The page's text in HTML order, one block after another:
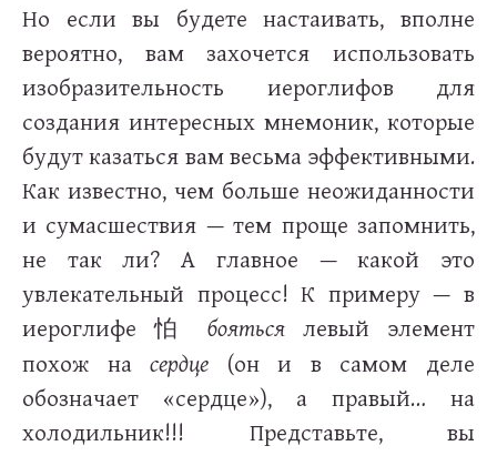
Но если вы будете настаивать, вполне
вероятно, вам захочется использовать
изобразительность иероглифов для
создания интересных мнемоник, которые
будут казаться вам весьма эффективными.
Как известно, чем больше неожиданности
и сумасшествия — тем проще запомнить,
не так ли? А главное — какой это
увлекательный процесс! К примеру — в
иероглифе怕 бояться левый элемент
похож насердце (он и в самом деле
обозначает «сердце»), а правый… на
холодильник!!! Представьте, вы